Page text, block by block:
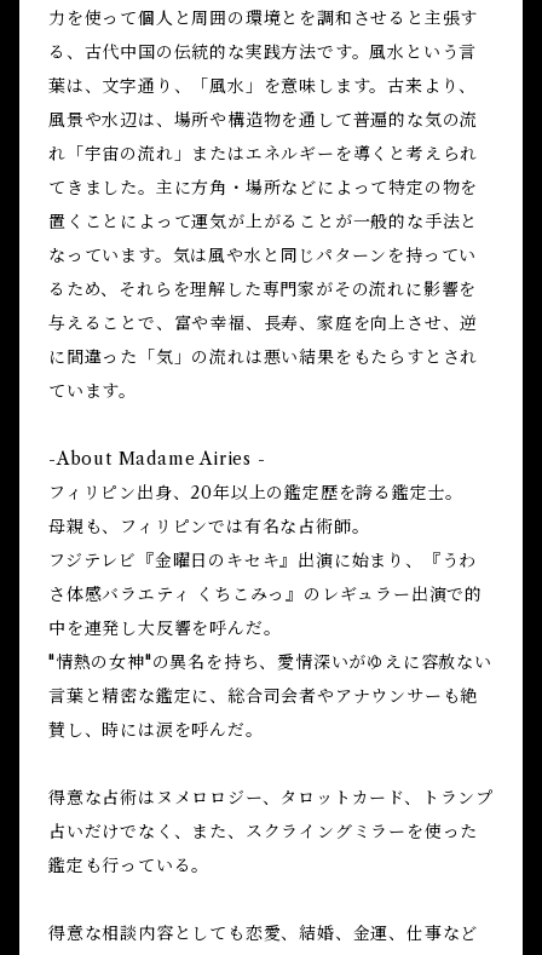
力を使って個人と周囲の環境とを調和させると主張す
る、古代中国の伝統的な実践方法です。風水という言
葉は、文字通り、「風水」を意味します。古来より、
風景や水辺は、場所や構造物を通して普遍的な気の流
れ「宇宙の流れ」またはエネルギーを導くと考えられ
てきました。主に方角・場所などによって特定の物を
置くことによって運気が上がることが一般的な手法と
なっています。気は風や水と同じパターンを持ってい
るため、それらを理解した専門家がその流れに影響を
与えることで、富や幸福、長寿、家庭を向上させ、逆
に間違った「気」の流れは悪い結果をもたらすとされ
ています。
-About Madame Airies -
フィリピン出身、20年以上の鑑定歴を誇る鑑定士。
母親も、フィリピンでは有名な占術師。
フジテレビ『金曜日のキセキ』出演に始まり、『うわ
さ体感バラエティ くちこみっ』のレギュラー出演で的
中を連発し大反響を呼んだ。
"情熱の女神"の異名を持ち、愛情深いがゆえに容赦ない
言葉と精密な鑑定に、総合司会者やアナウンサーも絶
賛し、時には涙を呼んだ。
得意な占術はヌメロロジー、タロットカード、トランプ
占いだけでなく、また、スクライングミラーを使った
鑑定も行っている。
得意な相談内容としても恋愛、結婚、金運、仕事など